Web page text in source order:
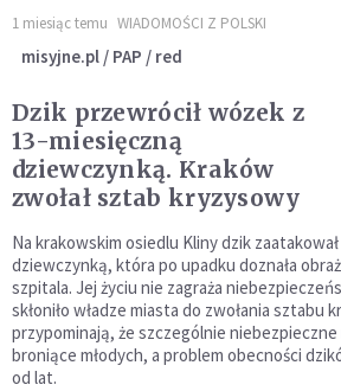
1 miesiąc temu WIADOMOŚCI Z POLSKI
misyjne.pl / PAP / red
Dzik przewrócił wózek z
13-miesięczną
dziewczynką. Kraków
zwołał sztab kryzysowy
Na krakowskim osiedlu Kliny dzik
dziewczynką, która po upadku doznała
szpitala. Jej życiu nie zagraża
skłoniło władze miasta do zwołania sztabu
przypominają, że szczególnie
broniące młodych, a problem obecności
od lat.